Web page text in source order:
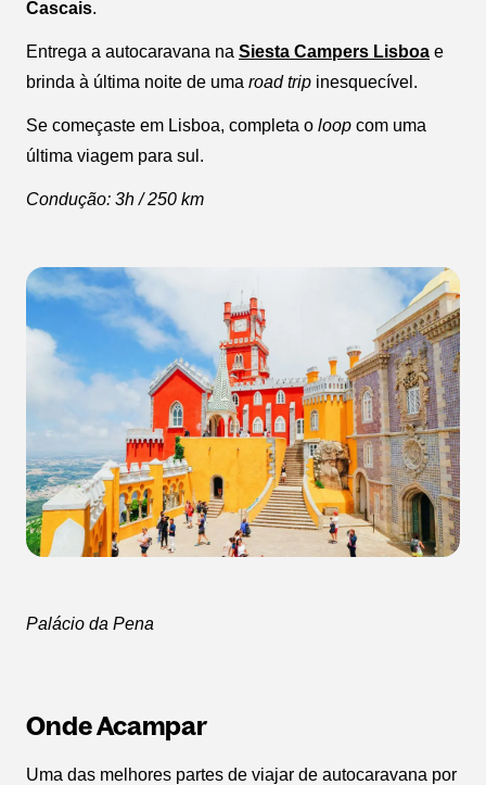
Cascais.
Entrega a autocaravana na Siesta Campers Lisboa e
brinda à última noite de uma road trip inesquecível.
Se começaste em Lisboa, completa o loop com uma
última viagem para sul.
Condução: 3h / 250 km
Palácio da Pena
Onde Acampar
Uma das melhores partes de viajar de autocaravana por